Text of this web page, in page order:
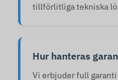
tillförlitliga tekniska
Hur hanteras
Vi erbjuder full